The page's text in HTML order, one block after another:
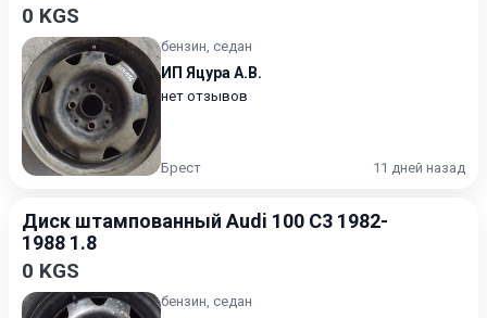
0 KGS
бензин, седан
ИП Яцура А.В.
нет отзывов
Брест 11 дней назад
Диск штампованный Audi 100 C3 1982-
1988 1.8
0 KGS
бензин, седан